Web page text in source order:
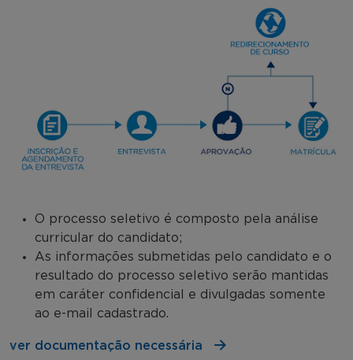
O processo seletivo é composto pela análise
curricular do candidato;
As informações submetidas pelo candidato e o
resultado do processo seletivo serão mantidas
em caráter confidencial e divulgadas somente
ao e-mail cadastrado.
ver documentação necessária